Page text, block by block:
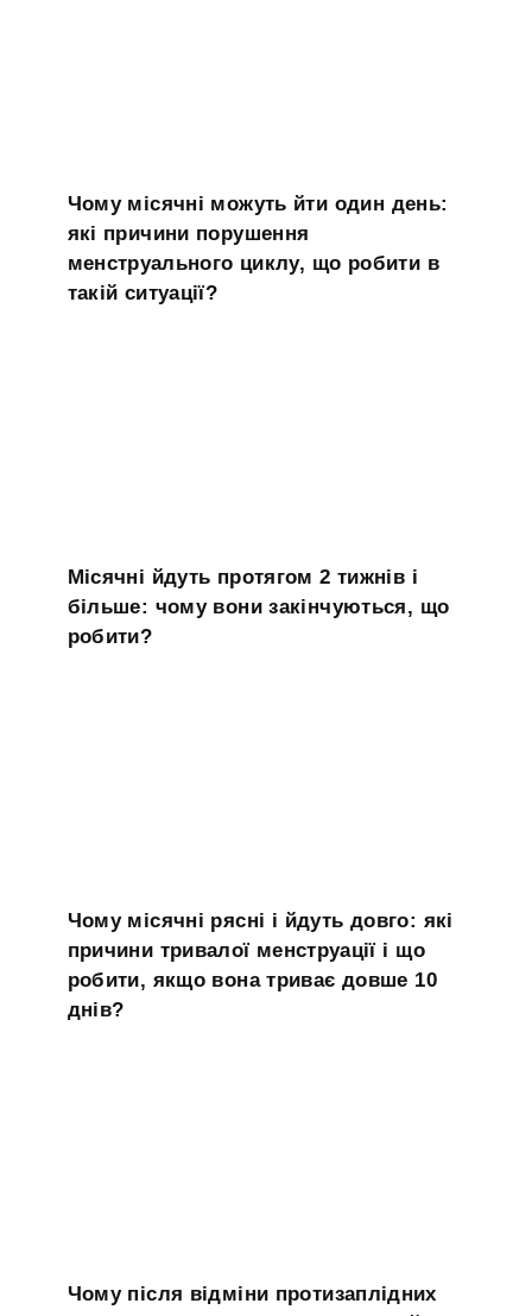
Чому місячні можуть йти один день:
які причини порушення
менструального циклу, що робити в
такій ситуації?
Місячні йдуть протягом 2 тижнів і
більше: чому вони закінчуються, що
робити?
Чому місячні рясні і йдуть довго: які
причини тривалої менструації і що
робити, якщо вона триває довше 10
днів?
Чому після відміни протизаплідних